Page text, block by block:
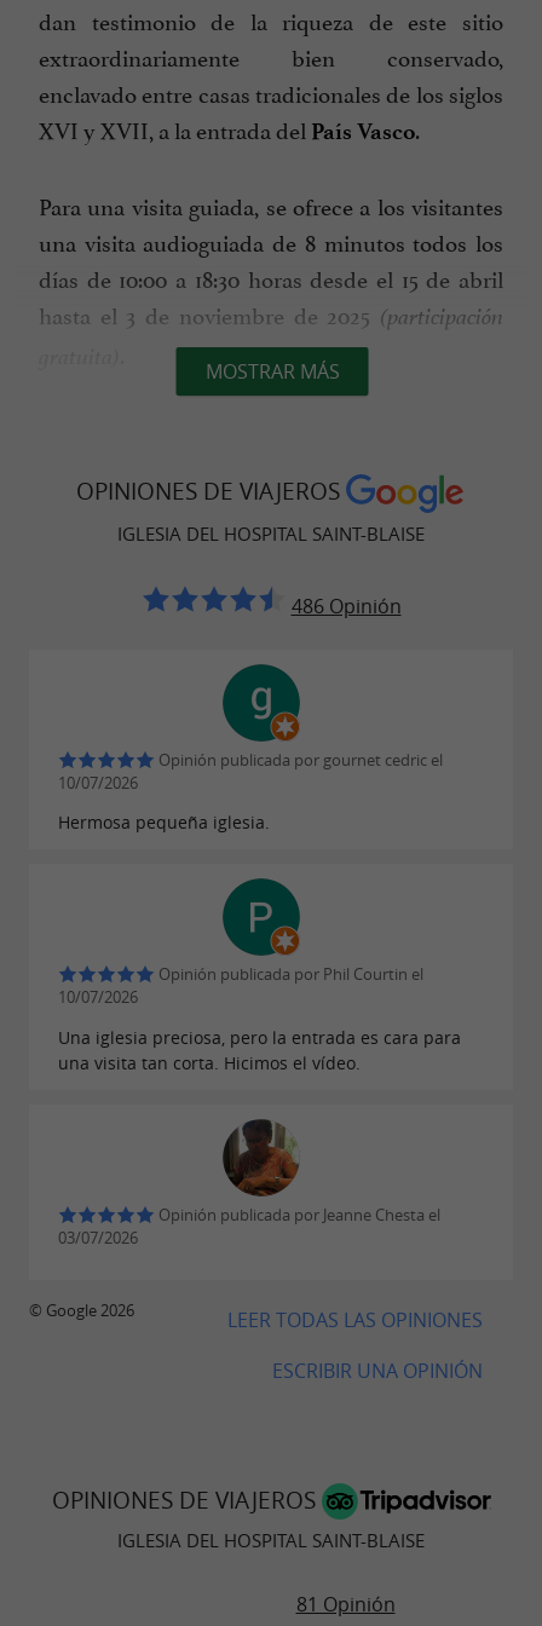
dan testimonio de la riqueza de este sitio
extraordinariamente bien conservado,
enclavado entre casas tradicionales de los siglos
XVI y XVII, a la entrada del País Vasco.
Para una visita guiada, se ofrece a los visitantes
una visita audioguiada de 8 minutos todos los
días de 10:00 a 18:30 horas desde el 15 de abril
hasta el 3 de noviembre de 2025 (participación
para una inmersión total
en la historia y la arquitectura del edificio,
gracias a una escenografía de alta definición
que combina tecnología 3D y efectos de
iluminación en el interior de la iglesia. Un
Este espectáculo altamente técnico, concebido
por los habitantes del pueblo, te transportará
tras los pasos de los peregrinos medievales,
respetando la pureza del lugar.
Regálate un viaje original y sorprendente a
través del tiempo…
Abierto desde Semana Santa hasta el día de
6€ / adulto, 3€ / niño (4-14 años).
MOSTRAR MÁS
OPINIONES DE VIAJEROS
IGLESIA DEL HOSPITAL SAINT-BLAISE
486 Opinión
Opinión publicada por gournet cedric el
10/07/2026
Hermosa pequeña iglesia.
Opinión publicada por Phil Courtin el
10/07/2026
Una iglesia preciosa, pero la entrada es cara para
una visita tan corta. Hicimos el vídeo.
Opinión publicada por Jeanne Chesta el
03/07/2026
LEER TODAS LAS OPINIONES
ESCRIBIR UNA OPINIÓN
© Google 2026
OPINIONES DE VIAJEROS
IGLESIA DEL HOSPITAL SAINT-BLAISE
81 Opinión